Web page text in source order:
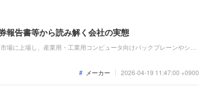
報告書等から読み解く会社の実態
場に上場し、産業用・工業用コンピュータ向けバックプレーンやシス
メーカー 2026-04-19 11:47:00 +0900